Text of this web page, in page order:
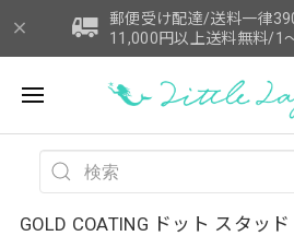
郵便受け配達/送料一律
11,000円以上送料無料/1
GOLD COATING ドット スタッ